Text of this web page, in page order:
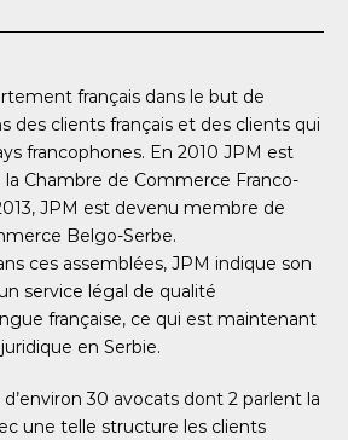
français dans le but de
des clients français et des clients qui
francophones. En 2010 JPM est
Chambre de Commerce Franco-
JPM est devenu membre de
Belgo-Serbe.
ces assemblées, JPM indique son
service légal de qualité
française, ce qui est maintenant
en Serbie.
30 avocats dont 2 parlent la
une telle structure les clients